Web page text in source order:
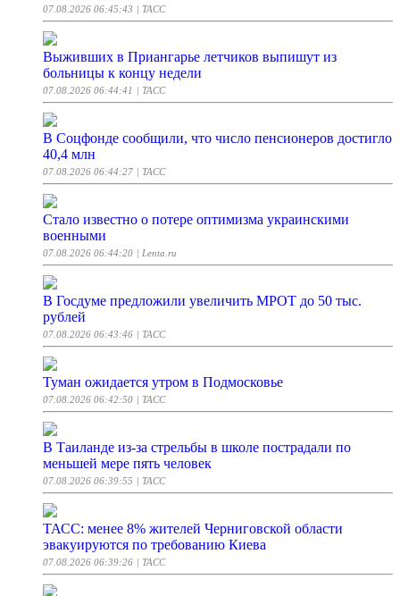
07.08.2026 06:45:43 | ТАСС
Выживших в Приангарье летчиков выпишут из
больницы к концу недели
07.08.2026 06:44:41 | ТАСС
В Соцфонде сообщили, что число пенсионеров достигло
40,4 млн
07.08.2026 06:44:27 | ТАСС
Стало известно о потере оптимизма украинскими
военными
07.08.2026 06:44:20 | Lenta.ru
В Госдуме предложили увеличить МРОТ до 50 тыс.
рублей
07.08.2026 06:43:46 | ТАСС
Туман ожидается утром в Подмосковье
07.08.2026 06:42:50 | ТАСС
В Таиланде из-за стрельбы в школе пострадали по
меньшей мере пять человек
07.08.2026 06:39:55 | ТАСС
ТАСС: менее 8% жителей Черниговской области
эвакуируются по требованию Киева
07.08.2026 06:39:26 | ТАСС